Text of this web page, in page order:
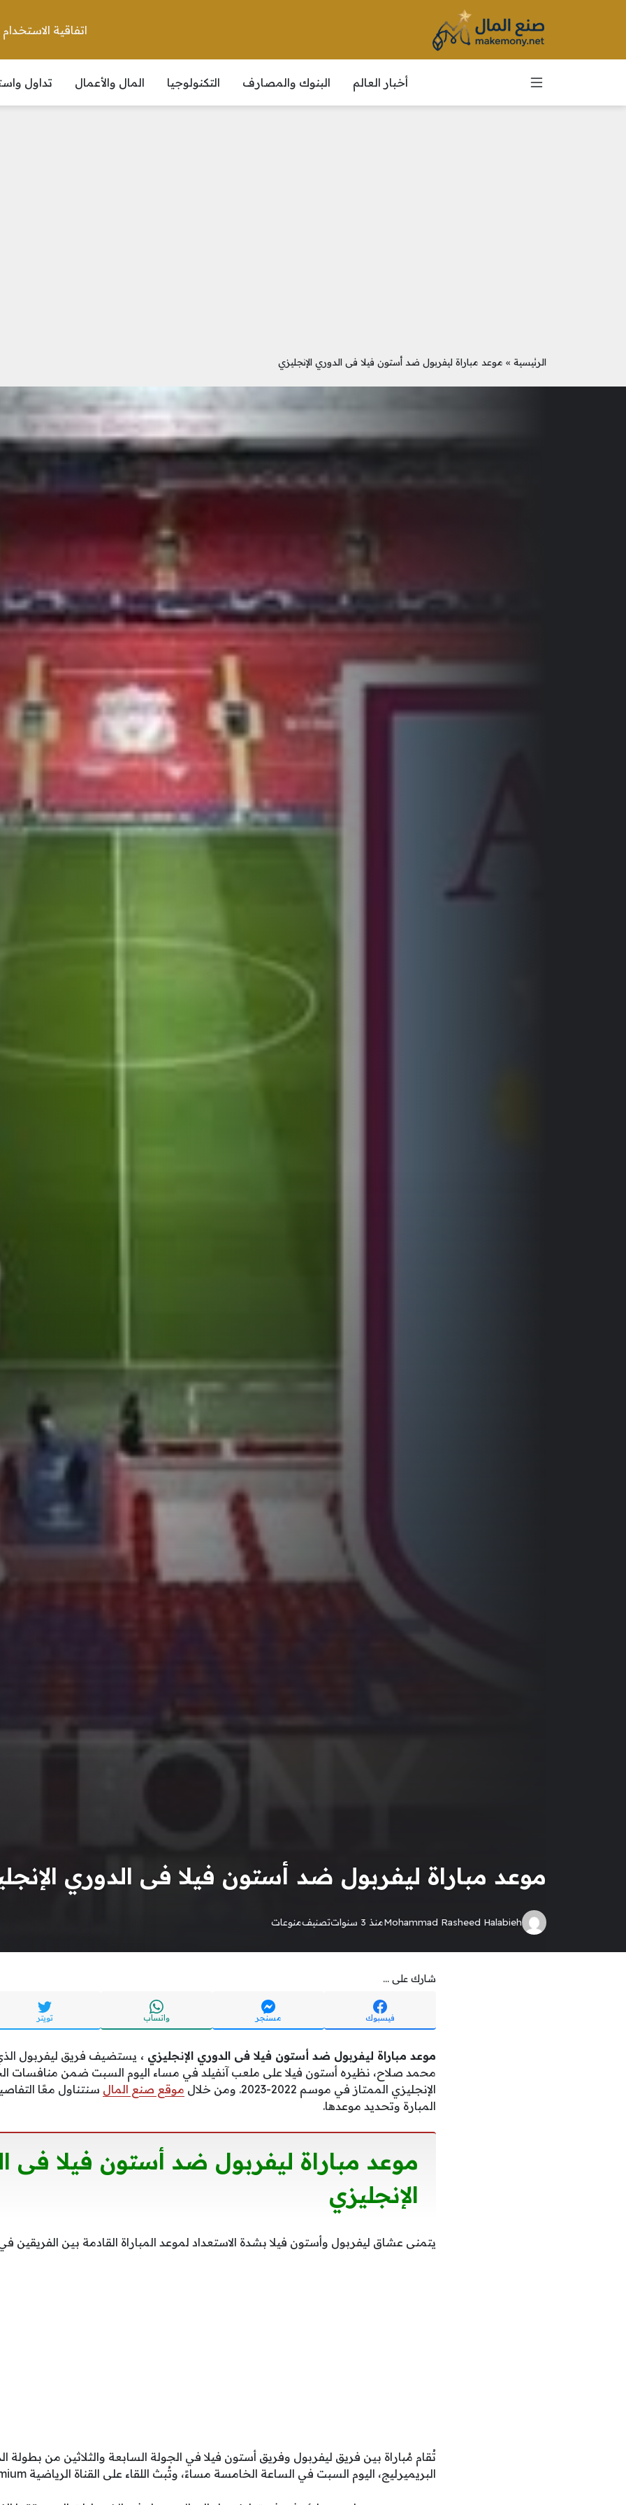
اتفاقية الاستخدام
أخبار العالم البنوك والمصارف التكنولوجيا المال والأعمال تداول
الرئيسية » موعد مباراة ليفربول ضد أستون فيلا فى الدوري الإنجليزي
موعد مباراة ليفربول ضد أستون فيلا فى الدوري
Mohammad Rasheed Halabiehمنذ 3 سنوات تصنيفمنوعات
شارك على ...
فيسبوك مسنجر واتساب تويتر
موعد مباراة ليفربول ضد أستون فيلا فى الدوري الإنجليزي ، يستضيف فريق ليفربول
الإنجليزي الممتاز في موسم 2022-2023. ومن خلال موقع صنع المال سنتناول معًا
المبارة وتحديد موعدها.
موعد مباراة ليفربول ضد أستون فيلا فى
الإنجليزي
يتمنى عشاق ليفربول وأستون فيلا بشدة الاستعداد لموعد المباراة القادمة بين الفريقين
تُقام مُباراة بين فريق ليفربول وفريق أستون فيلا في الجولة السابعة والثلاثين من بطولة
البريميرليج، اليوم السبت في الساعة الخامسة مساءً، وتُبث اللقاء على القناة الرياضية beIN Sports 1 HD Premium.